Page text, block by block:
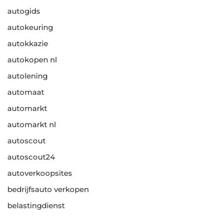
autogids
autokeuring
autokkazie
autokopen nl
autolening
automaat
automarkt
automarkt nl
autoscout
autoscout24
autoverkoopsites
bedrijfsauto verkopen
belastingdienst